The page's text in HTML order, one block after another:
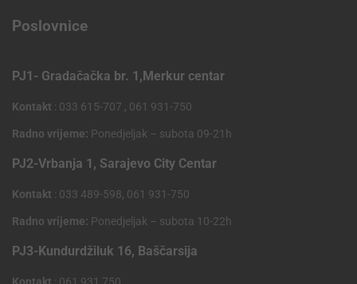
Poslovnice
PJ1- Gradačačka br. 1,Merkur centar
Kontakt : 033 615-707 , 061 931-750
Radno vrijeme: Ponedjeljak – subota 09-21h
PJ2-Vrbanja 1, Sarajevo City Centar
Kontakt : 033 489-598, 061 931-750
Radno vrijeme: Ponedjeljak – subota 10-22h
PJ3-Kundurdžiluk 16, Baščarsija